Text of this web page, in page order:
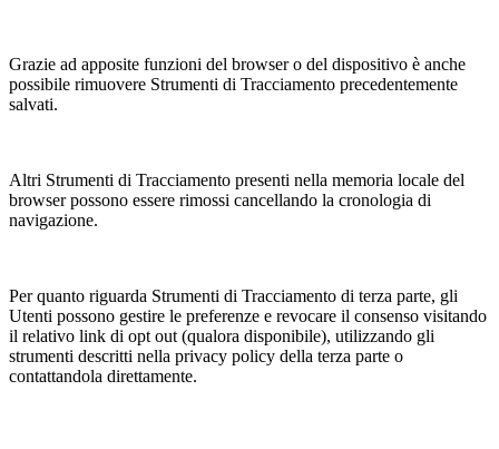
Grazie ad apposite funzioni del browser o del dispositivo è anche
possibile rimuovere Strumenti di Tracciamento precedentemente
salvati.
Altri Strumenti di Tracciamento presenti nella memoria locale del
browser possono essere rimossi cancellando la cronologia di
navigazione.
Per quanto riguarda Strumenti di Tracciamento di terza parte, gli
Utenti possono gestire le preferenze e revocare il consenso visitando
il relativo link di opt out (qualora disponibile), utilizzando gli
strumenti descritti nella privacy policy della terza parte o
contattandola direttamente.